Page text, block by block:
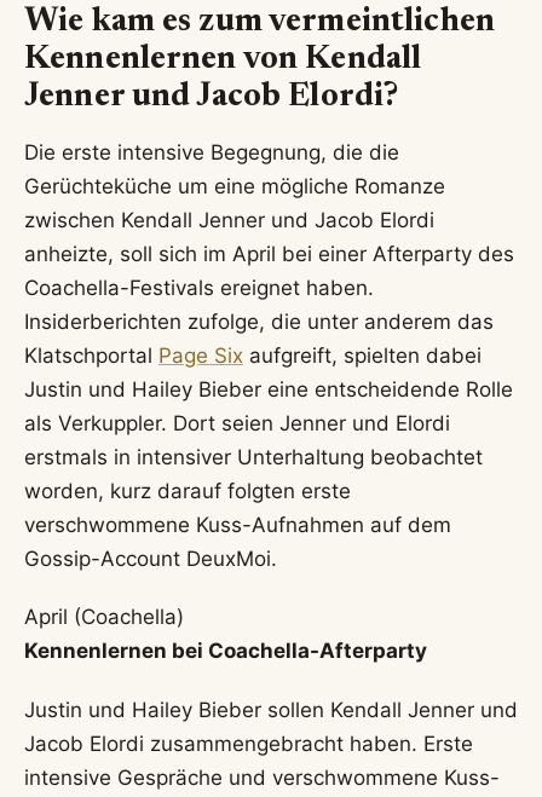
Wie kam es zum vermeintlichen
Kennenlernen von Kendall
Jenner und Jacob Elordi?
Die erste intensive Begegnung, die die
Gerüchteküche um eine mögliche Romanze
zwischen Kendall Jenner und Jacob Elordi
anheizte, soll sich im April bei einer Afterparty des
Coachella-Festivals ereignet haben.
Insiderberichten zufolge, die unter anderem das
Klatschportal Page Six aufgreift, spielten dabei
Justin und Hailey Bieber eine entscheidende Rolle
als Verkuppler. Dort seien Jenner und Elordi
erstmals in intensiver Unterhaltung beobachtet
worden, kurz darauf folgten erste
verschwommene Kuss-Aufnahmen auf dem
Gossip-Account DeuxMoi.
April (Coachella)
Kennenlernen bei Coachella-Afterparty
Justin und Hailey Bieber sollen Kendall Jenner und
Jacob Elordi zusammengebracht haben. Erste
intensive Gespräche und verschwommene Kuss-